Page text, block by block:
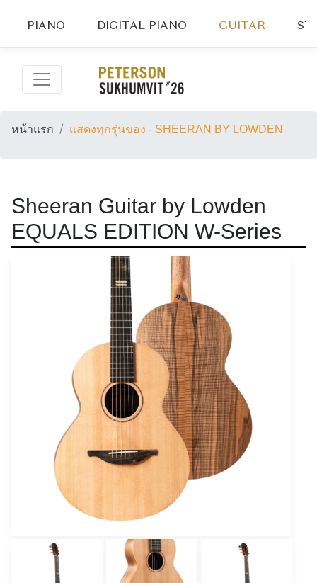
PIANO DIGITAL PIANO GUITAR
หน้าแรก แสดงทุกรุ่นของ - SHEERAN BY LOWDEN
Sheeran Guitar by Lowden
EQUALS EDITION W-Series